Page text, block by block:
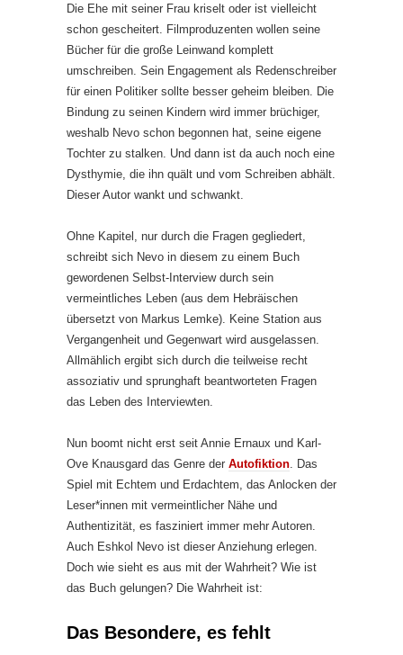
Die Ehe mit seiner Frau kriselt oder ist vielleicht
schon gescheitert. Filmproduzenten wollen seine
Bücher für die große Leinwand komplett
umschreiben. Sein Engagement als Redenschreiber
für einen Politiker sollte besser geheim bleiben. Die
Bindung zu seinen Kindern wird immer brüchiger,
weshalb Nevo schon begonnen hat, seine eigene
Tochter zu stalken. Und dann ist da auch noch eine
Dysthymie, die ihn quält und vom Schreiben abhält.
Dieser Autor wankt und schwankt.
Ohne Kapitel, nur durch die Fragen gegliedert,
schreibt sich Nevo in diesem zu einem Buch
gewordenen Selbst-Interview durch sein
vermeintliches Leben (aus dem Hebräischen
übersetzt von Markus Lemke). Keine Station aus
Vergangenheit und Gegenwart wird ausgelassen.
Allmählich ergibt sich durch die teilweise recht
assoziativ und sprunghaft beantworteten Fragen
das Leben des Interviewten.
Nun boomt nicht erst seit Annie Ernaux und Karl-
Ove Knausgard das Genre der Autofiktion . Das
Spiel mit Echtem und Erdachtem, das Anlocken der
Leser*innen mit vermeintlicher Nähe und
Authentizität, es fasziniert immer mehr Autoren.
Auch Eshkol Nevo ist dieser Anziehung erlegen.
Doch wie sieht es aus mit der Wahrheit? Wie ist
das Buch gelungen? Die Wahrheit ist:
Das Besondere, es fehlt